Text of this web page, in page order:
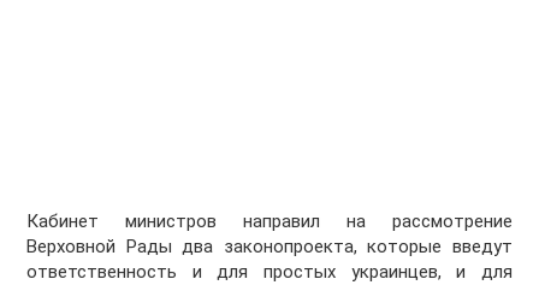
Кабинет министров направил на рассмотрение
Верховной Рады два законопроекта, которые введут
ответственность и для простых украинцев, и для